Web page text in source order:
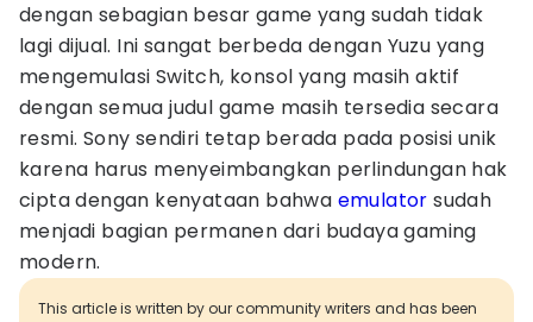
dengan sebagian besar game yang sudah tidak
lagi dijual. Ini sangat berbeda dengan Yuzu yang
mengemulasi Switch, konsol yang masih aktif
dengan semua judul game masih tersedia secara
resmi. Sony sendiri tetap berada pada posisi unik
karena harus menyeimbangkan perlindungan hak
cipta dengan kenyataan bahwa emulator sudah
menjadi bagian permanen dari budaya gaming
modern.
This article is written by our community writers and has been